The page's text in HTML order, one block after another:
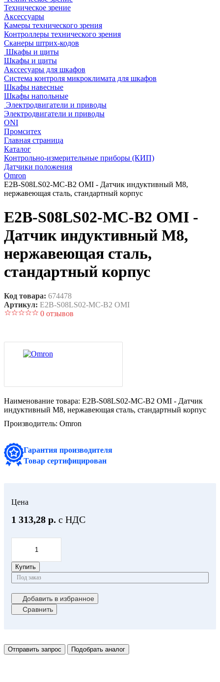
Техническое зрение
Аксессуары
Камеры технического зрения
Контроллеры технического зрения
Сканеры штрих-кодов
Шкафы и щиты
Шкафы и щиты
Акссесуары для шкафов
Система контроля микроклимата для шкафов
Шкафы навесные
Шкафы напольные
Электродвигатели и приводы
Электродвигатели и приводы
ONI
Промситех
Главная страница
Каталог
Контрольно-измерительные приборы (КИП)
Датчики положения
Omron
E2B-S08LS02-MC-B2 OMI - Датчик индуктивный M8,
нержавеющая сталь, стандартный корпус
E2B-S08LS02-MC-B2 OMI -
Датчик индуктивный M8,
нержавеющая сталь,
стандартный корпус
Код товара: 674478
Артикул: E2B-S08LS02-MC-B2 OMI
0 отзывов
Наименование товара: E2B-S08LS02-MC-B2 OMI - Датчик
индуктивный M8, нержавеющая сталь, стандартный корпус
Производитель: Omron
Гарантия производителя
Товар сертифицирован
Цена
1 313,28 р. с НДС
Купить
Под заказ
Добавить в избранное
Сравнить
Отправить запрос Подобрать аналог